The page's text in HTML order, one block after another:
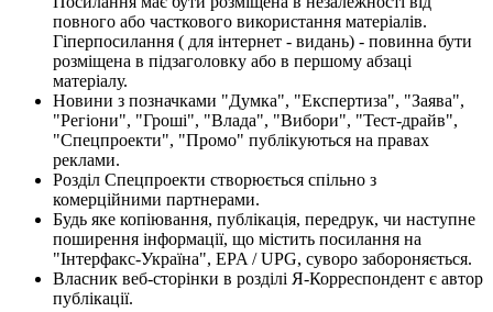
повного або часткового використання матеріалів.
Гіперпосилання ( для інтернет - видань) - повинна бути
розміщена в підзаголовку або в першому абзаці
матеріалу.
Новини з позначками "Думка", "Експертиза", "Заява",
"Регіони", "Гроші", "Влада", "Вибори", "Тест-драйв",
"Спецпроекти", "Промо" публікуються на правах
реклами.
Розділ Спецпроекти створюється спільно з
комерційними партнерами.
Будь яке копіювання, публікація, передрук, чи наступне
поширення інформації, що містить посилання на
"Інтерфакс-Україна", EPA / UPG, суворо забороняється.
Власник веб-сторінки в розділі Я-Корреспондент є автор
публікації.